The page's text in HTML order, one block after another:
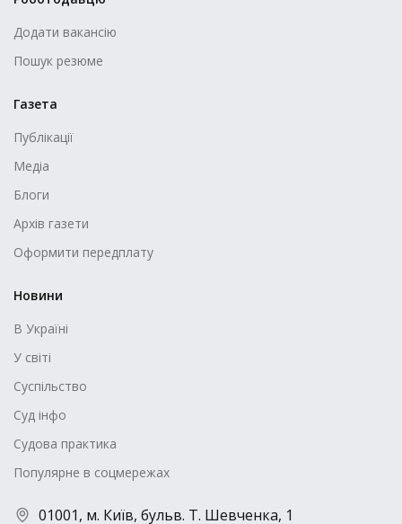
Додати вакансію
Пошук резюме
Газета
Публікації
Медіа
Блоги
Архів газети
Оформити передплату
Новини
В Україні
У світі
Суспільство
Суд інфо
Судова практика
Популярне в соцмережах
01001, м. Київ, бульв. Т. Шевченка, 1